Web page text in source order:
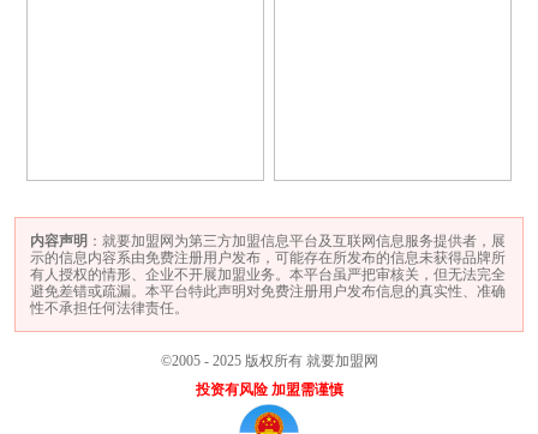
内容声明 ：就要加盟网为第三方加盟信息平台及互联网信息服务提供者，展
示的信息内容系由免费注册用户发布，可能存在所发布的信息未获得品牌所
有人授权的情形、企业不开展加盟业务。本平台虽严把审核关，但无法完全
避免差错或疏漏。本平台特此声明对免费注册用户发布信息的真实性、准确
性不承担任何法律责任。
©2005 - 2025 版权所有 就要加盟网
投资有风险 加盟需谨慎